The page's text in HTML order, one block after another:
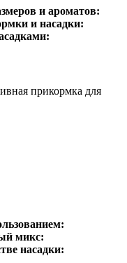
и ароматов:
и насадки:
прикормка для
микс:
насадки: